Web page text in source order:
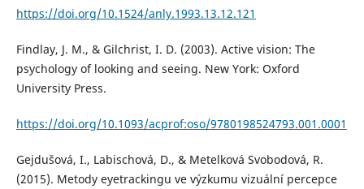
https://doi.org/10.1524/anly.1993.13.12.121
Findlay, J. M., & Gilchrist, I. D. (2003). Active vision: The
psychology of looking and seeing. New York: Oxford
University Press.
https://doi.org/10.1093/acprof:oso/9780198524793.001.0001
Gejdušová, I., Labischová, D., & Metelková Svobodová, R.
(2015). Metody eyetrackingu ve výzkumu vizuální percepce